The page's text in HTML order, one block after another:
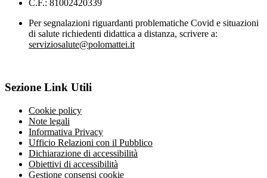
C.F.: 81002420339
Per segnalazioni riguardanti problematiche Covid e situazioni
di salute richiedenti didattica a distanza, scrivere a:
serviziosalute@polomattei.it
Sezione Link Utili
Cookie policy
Note legali
Informativa Privacy
Ufficio Relazioni con il Pubblico
Dichiarazione di accessibilità
Obiettivi di accessibilità
Gestione consensi cookie